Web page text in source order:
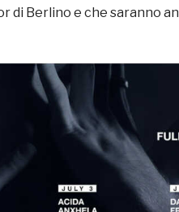
di Berlino e che saranno